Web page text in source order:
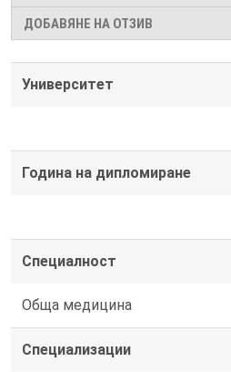
ДОБАВЯНЕ НА ОТЗИВ
Университет
Година на дипломиране
Специалност
Обща медицина
Специализации